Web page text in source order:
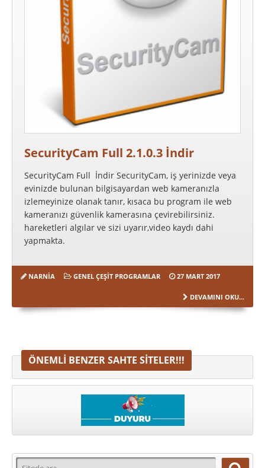
SecurityCam Full 2.1.0.3 İndir
SecurityCam Full İndir SecurityCam, iş yerinizde veya
evinizde bulunan bilgisayardan web kameranızla
izlemeyinize olanak tanır, kısaca bu program ile web
kameranızı güvenlik kamerasına çevirebilirsiniz.
hareketleri algılar ve sizi uyarır,video kaydı dahi
yapmakta.
NARNIA GENEL ÇEŞIT PROGRAMLAR 27 MART 2017
DEVAMINI OKU...
ÖNEMLI BENZER SAHTE SITELER!!!